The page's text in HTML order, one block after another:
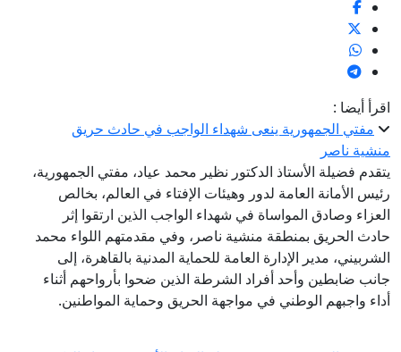
اقرأ أيضا :
مفتي الجمهورية ينعى شهداء الواجب في حادث حريق
منشية ناصر
يتقدم فضيلة الأستاذ الدكتور نظير محمد عياد، مفتي الجمهورية،
رئيس الأمانة العامة لدور وهيئات الإفتاء في العالم، بخالص
العزاء وصادق المواساة في شهداء الواجب الذين ارتقوا إثر
حادث الحريق بمنطقة منشية ناصر، وفي مقدمتهم اللواء محمد
الشربيني، مدير الإدارة العامة للحماية المدنية بالقاهرة، إلى
جانب ضابطين وأحد أفراد الشرطة الذين ضحوا بأرواحهم أثناء
أداء واجبهم الوطني في مواجهة الحريق وحماية المواطنين.